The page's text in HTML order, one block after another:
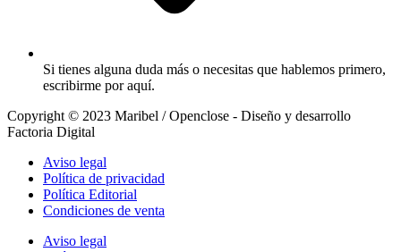
Si tienes alguna duda más o necesitas que hablemos primero,
escribirme por aquí.
Copyright © 2023 Maribel / Openclose - Diseño y desarrollo
Factoria Digital
Aviso legal
Política de privacidad
Política Editorial
Condiciones de venta
Aviso legal